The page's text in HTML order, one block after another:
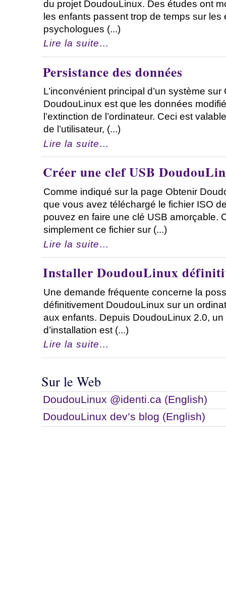
du projet DoudouLinux. Des études ont
les enfants passent trop de temps sur les
psychologues (...)
Lire la suite…
Persistance des données
L’inconvénient principal d’un système
DoudouLinux est que les données
l’extinction de l’ordinateur. Ceci est
de l’utilisateur, (...)
Lire la suite…
Créer une clef USB
Comme indiqué sur la page Obtenir
que vous avez téléchargé le fichier ISO
pouvez en faire une clé USB amorçable.
simplement ce fichier sur (...)
Lire la suite…
Installer DoudouLinux
Une demande fréquente concerne la
définitivement DoudouLinux sur un
aux enfants. Depuis DoudouLinux 2.0,
d’installation est (...)
Lire la suite…
Sur le Web
DoudouLinux @identi.ca (English)
DoudouLinux dev’s blog (English)